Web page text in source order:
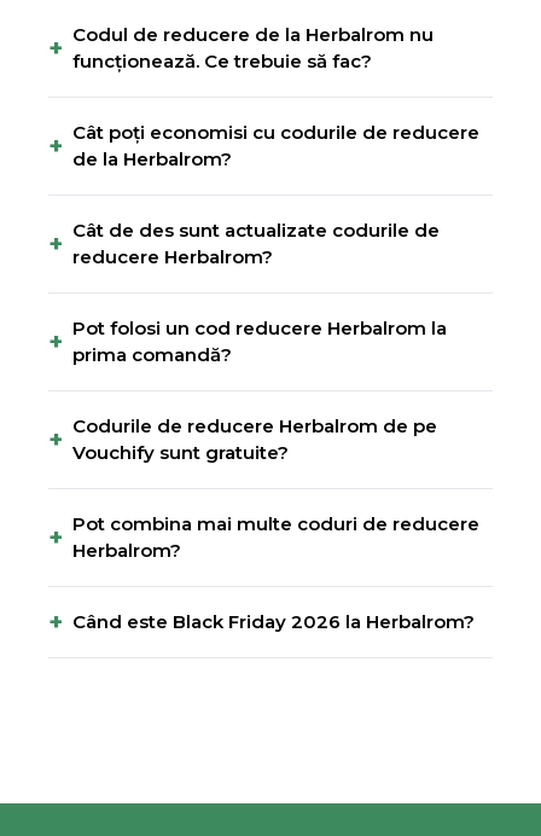
+ Codul de reducere de la Herbalrom nu
funcționează. Ce trebuie să fac?
+ Cât poți economisi cu codurile de reducere
de la Herbalrom?
+ Cât de des sunt actualizate codurile de
reducere Herbalrom?
+ Pot folosi un cod reducere Herbalrom la
prima comandă?
+ Codurile de reducere Herbalrom de pe
Vouchify sunt gratuite?
+ Pot combina mai multe coduri de reducere
Herbalrom?
+ Când este Black Friday 2026 la Herbalrom?